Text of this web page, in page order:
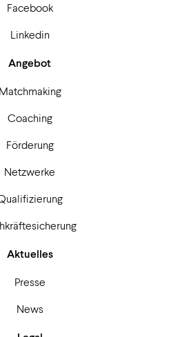
Facebook
Linkedin
Angebot
Matchmaking
Coaching
Förderung
Netzwerke
Aktuelles
Presse
News